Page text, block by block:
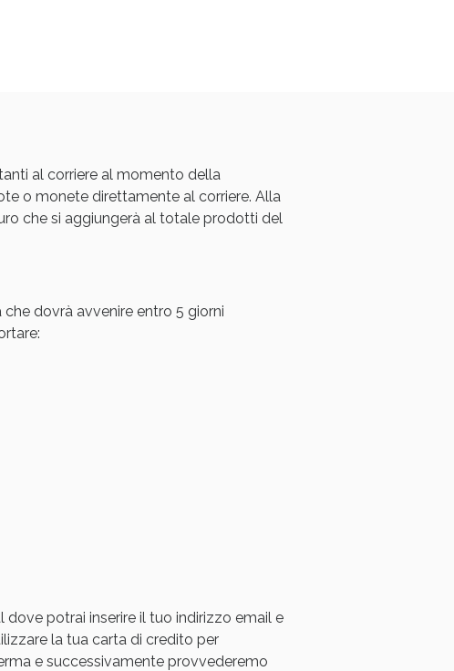
al corriere al momento della
o monete direttamente al corriere. Alla
che si aggiungerà al totale prodotti del
dovrà avvenire entro 5 giorni
potrai inserire il tuo indirizzo email e
la tua carta di credito per
e successivamente provvederemo
oggi!